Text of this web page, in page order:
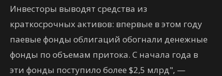
Инвесторы выводят средства из
краткосрочных активов: впервые в этом году
паевые фонды облигаций обогнали денежные
фонды по объемам притока. С начала года в
эти фонды поступило более $2,5 млрд", —